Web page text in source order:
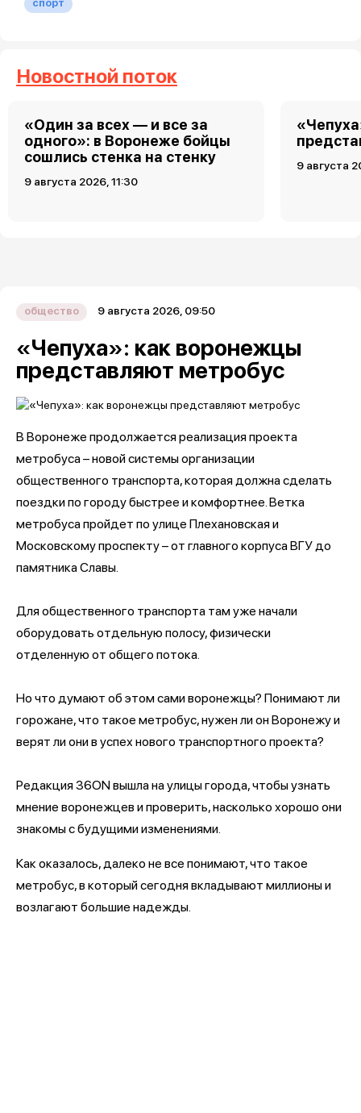
спорт
Новостной поток
«Один за всех — и все за
одного»: в Воронеже бойцы
сошлись стенка на стенку
9 августа 2026, 11:30
9 августа
общество 9 августа 2026, 09:50
«Чепуха»: как воронежцы
представляют метробус
В Воронеже продолжается реализация проекта
метробуса – новой системы организации
общественного транспорта, которая должна сделать
поездки по городу быстрее и комфортнее. Ветка
метробуса пройдет по улице Плехановская и
Московскому проспекту – от главного корпуса ВГУ до
памятника Славы.
Для общественного транспорта там уже начали
оборудовать отдельную полосу, физически
отделенную от общего потока.
Но что думают об этом сами воронежцы? Понимают ли
горожане, что такое метробус, нужен ли он Воронежу и
верят ли они в успех нового транспортного проекта?
Редакция 36ON вышла на улицы города, чтобы узнать
мнение воронежцев и проверить, насколько хорошо они
знакомы с будущими изменениями.
Как оказалось, далеко не все понимают, что такое
метробус, в который сегодня вкладывают миллионы и
возлагают большие надежды.